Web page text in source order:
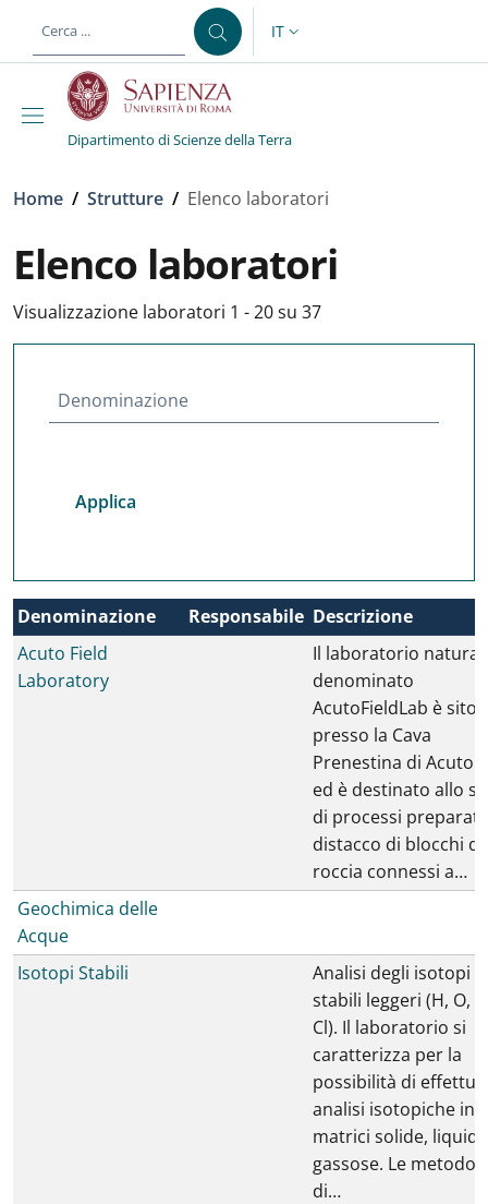
al contenuto principale
SELETTORE LINGUA:
IT
Dipartimento di Scienze della Terra
Briciole di pane
Home / Strutture / Elenco laboratori
Elenco laboratori
Visualizzazione laboratori 1 - 20 su 37
Denominazione
Denominazione Responsabile Descrizione
Acuto Field
Laboratory
Il laboratorio
denominato
AcutoFieldLab è sito
presso la Cava
Prenestina di Acuto
ed è destinato allo
di processi
distacco di blocchi di
roccia connessi a…
Geochimica delle
Acque
Isotopi Stabili
Analisi degli isotopi
stabili leggeri (H, O,
Cl). Il laboratorio si
caratterizza per la
possibilità di
analisi isotopiche in
matrici solide,
gassose. Le
di…